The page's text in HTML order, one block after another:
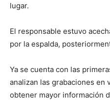
lugar.
El responsable estuvo
por la espalda,
Ya se cuenta con las
analizan las grabaciones en
obtener mayor información